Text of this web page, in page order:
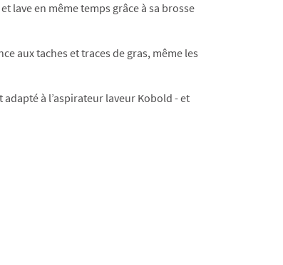
lave en même temps grâce à sa brosse
aux taches et traces de gras, même les
adapté à l’aspirateur laveur Kobold - et